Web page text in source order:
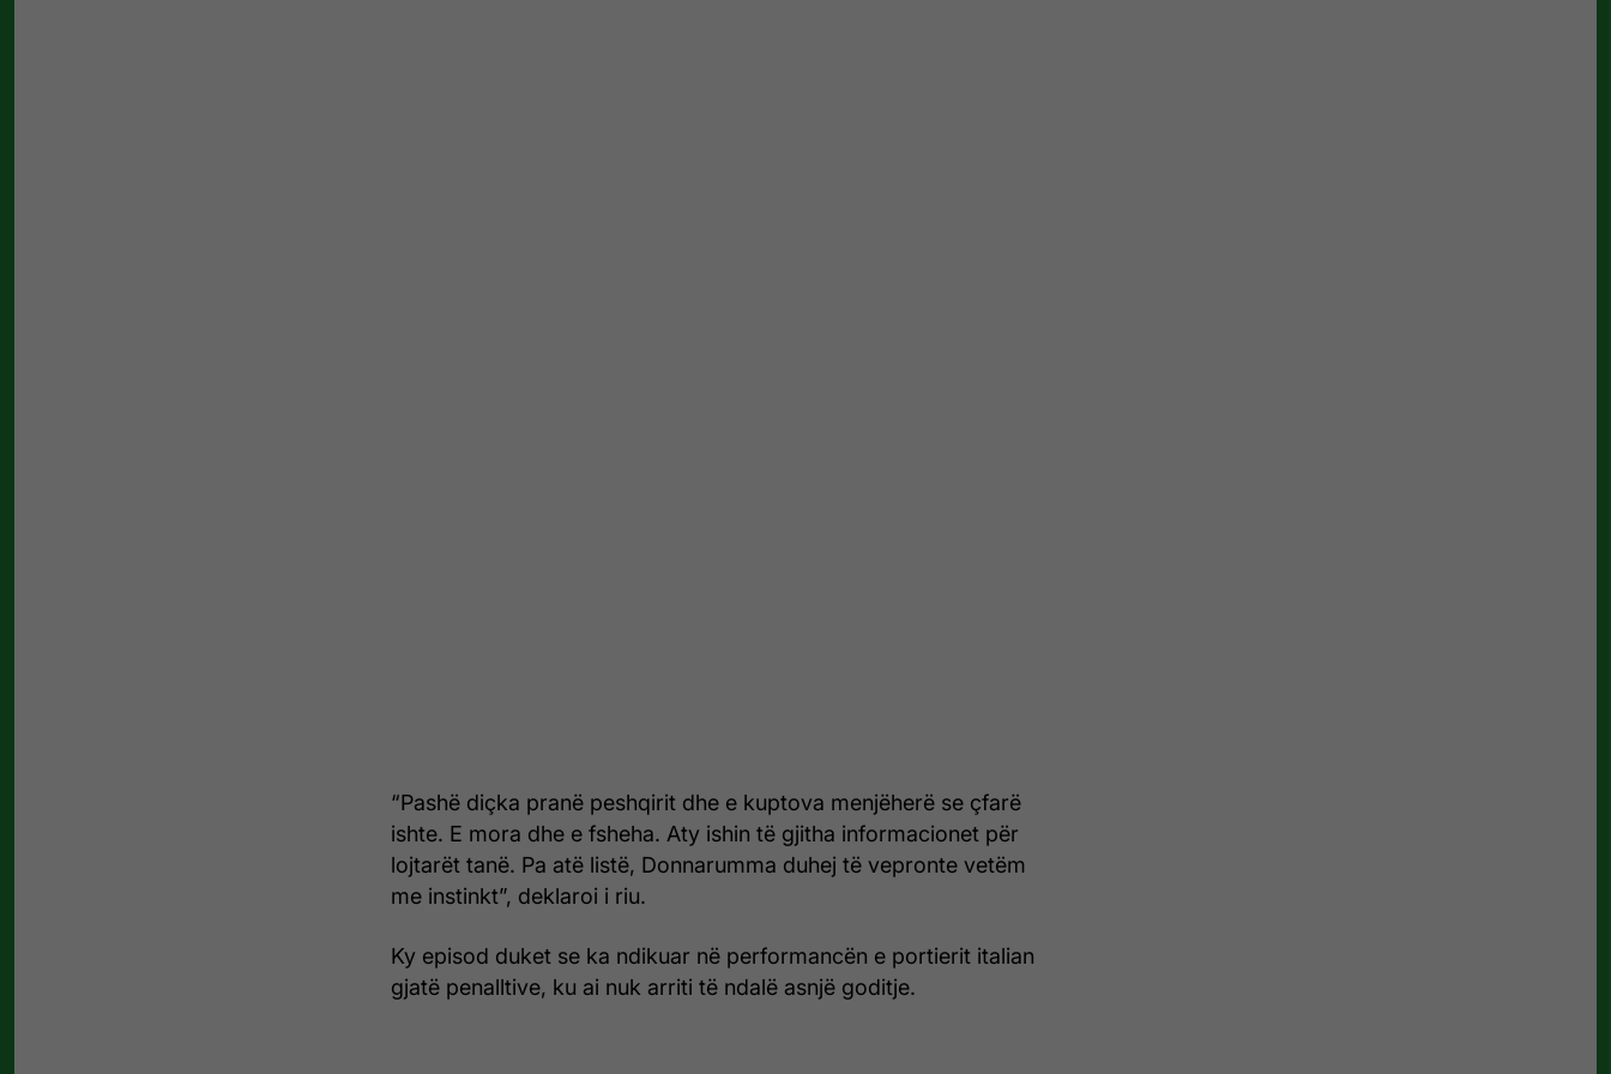
“Pashë diçka pranë peshqirit dhe e kuptova menjëherë se çfarë
ishte. E mora dhe e fsheha. Aty ishin të gjitha informacionet për
lojtarët tanë. Pa atë listë, Donnarumma duhej të vepronte vetëm
me instinkt”, deklaroi i riu.
Ky episod duket se ka ndikuar në performancën e portierit italian
gjatë penalltive, ku ai nuk arriti të ndalë asnjë goditje.